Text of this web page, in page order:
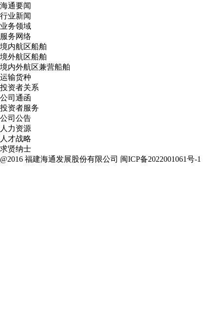
海通要闻
行业新闻
业务领域
服务网络
境内航区船舶
境外航区船舶
境内外航区兼营船舶
运输货种
投资者关系
公司通函
投资者服务
公司公告
人力资源
人才战略
求贤纳士
@2016 福建海通发展股份有限公司 闽ICP备2022001061号-1